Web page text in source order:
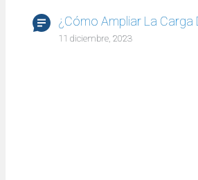
¿Cómo Ampliar La Carga
11 diciembre, 2023